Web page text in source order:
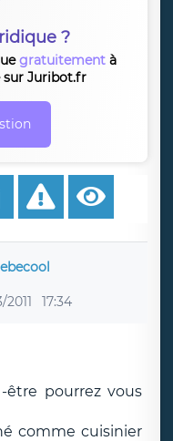
?
gratuitement à
Juribot.fr
17:34
être pourrez vous
comme cuisinier